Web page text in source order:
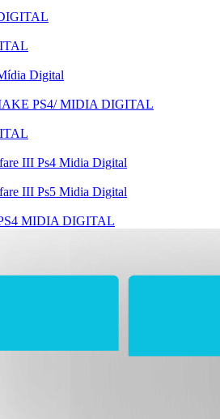
Digital
PS4/ MIDIA DIGITAL
III Ps4 Midia Digital
III Ps5 Midia Digital
MIDIA DIGITAL